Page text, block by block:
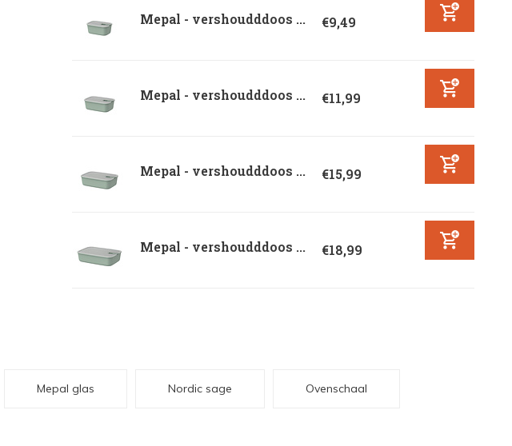
Mepal - vershoudddoos ... €9,49
Mepal - vershoudddoos ... €11,99
Mepal - vershoudddoos ... €15,99
Mepal - vershoudddoos ... €18,99
Mepal glas Nordic sage Ovenschaal